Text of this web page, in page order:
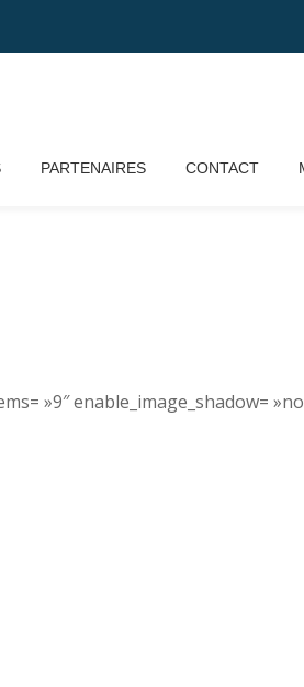
PARTENAIRES CONTACT
»9″ enable_image_shadow=